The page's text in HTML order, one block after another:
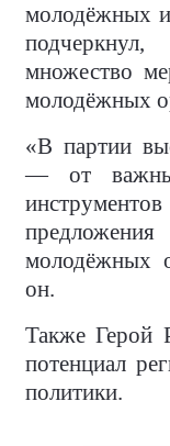
молодёжных
множество
молодёжных
«В партии
— от
молодёжных
он.
Также Герой
потенциал
политики.